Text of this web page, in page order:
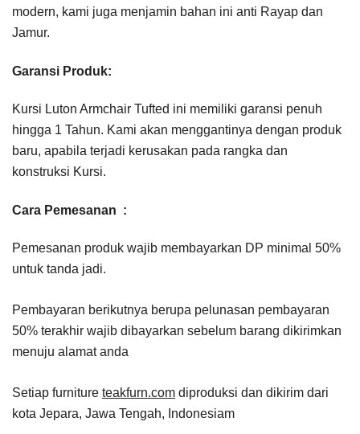
modern, kami juga menjamin bahan ini anti Rayap dan
Jamur.
Garansi Produk:
Kursi Luton Armchair Tufted ini memiliki garansi penuh
hingga 1 Tahun. Kami akan menggantinya dengan produk
baru, apabila terjadi kerusakan pada rangka dan
konstruksi Kursi.
Cara Pemesanan :
Pemesanan produk wajib membayarkan DP minimal 50%
untuk tanda jadi.
Pembayaran berikutnya berupa pelunasan pembayaran
50% terakhir wajib dibayarkan sebelum barang dikirimkan
menuju alamat anda
Setiap furniture teakfurn.com diproduksi dan dikirim dari
kota Jepara, Jawa Tengah, Indonesiam